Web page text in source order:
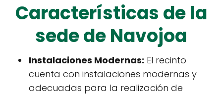
Características de la
sede de Navojoa
Instalaciones Modernas: El recinto
cuenta con instalaciones modernas y
adecuadas para la realización de